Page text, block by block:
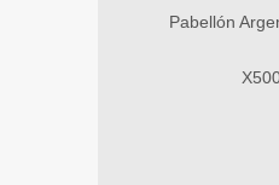
Pabellón